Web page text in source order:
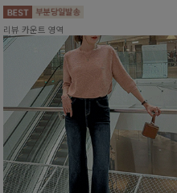
리뷰 카운트 영역